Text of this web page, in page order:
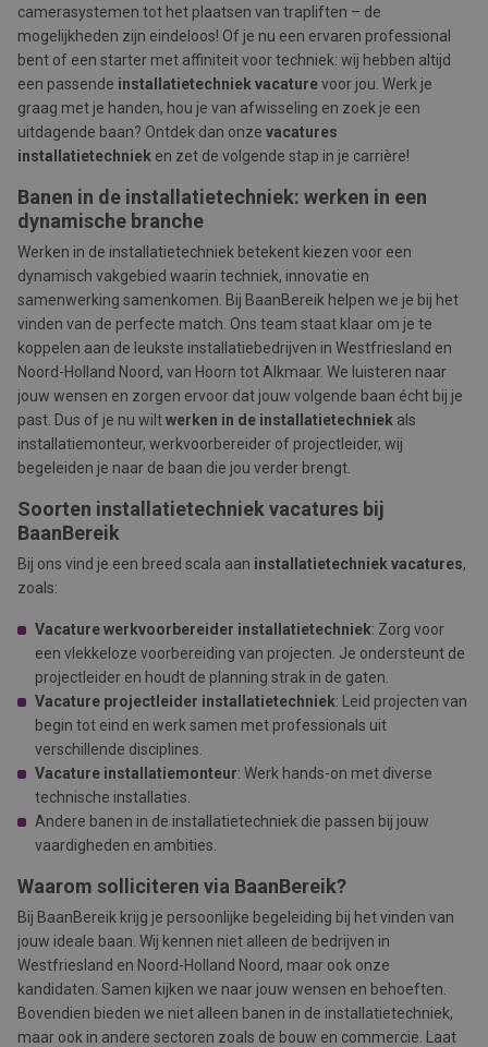
camerasystemen tot het plaatsen van trapliften – de
mogelijkheden zijn eindeloos! Of je nu een ervaren professional
bent of een starter met affiniteit voor techniek: wij hebben altijd
een passende installatietechniek vacaturevoor jou. Werk je
graag met je handen, hou je van afwisseling en zoek je een
uitdagende baan? Ontdek dan onze vacatures
installatietechniek en zet de volgende stap in je carrière!
Banen in de installatietechniek: werken in een
dynamische branche
Werken in de installatietechniek betekent kiezen voor een
dynamisch vakgebied waarin techniek, innovatie en
samenwerking samenkomen. Bij BaanBereik helpen we je bij het
vinden van de perfecte match. Ons team staat klaar om je te
koppelen aan de leukste installatiebedrijven in Westfriesland en
Noord-Holland Noord, van Hoorn tot Alkmaar. We luisteren naar
jouw wensen en zorgen ervoor dat jouw volgende baan écht bij je
past. Dus of je nu wiltwerken in de installatietechniek als
installatiemonteur, werkvoorbereider of projectleider, wij
begeleiden je naar de baan die jou verder brengt.
Soorten installatietechniek vacatures bij
BaanBereik
Bij ons vind je een breed scala aan installatietechniek vacatures,
zoals:
Vacature werkvoorbereider installatietechniek: Zorg voor
een vlekkeloze voorbereiding van projecten. Je ondersteunt de
projectleider en houdt de planning strak in de gaten.
Vacature projectleider installatietechniek: Leid projecten van
begin tot eind en werk samen met professionals uit
verschillende disciplines.
Vacature installatiemonteur: Werk hands-on met diverse
technische installaties.
Andere banen in de installatietechniek die passen bij jouw
vaardigheden en ambities.
Waarom solliciteren via BaanBereik?
Bij BaanBereik krijg je persoonlijke begeleiding bij het vinden van
jouw ideale baan. Wij kennen niet alleen de bedrijven in
Westfriesland en Noord-Holland Noord, maar ook onze
kandidaten. Samen kijken we naar jouw wensen en behoeften.
Bovendien bieden we niet alleen banen in de installatietechniek,
maar ook in andere sectoren zoals de bouw en commercie. Laat